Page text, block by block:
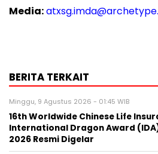
Media:
BERITA TERKAIT
Minggu, 9 Agustus 2026 - 01:45 WIB
16th Worldwide Chinese Life
International Dragon Award
2026 Resmi Digelar